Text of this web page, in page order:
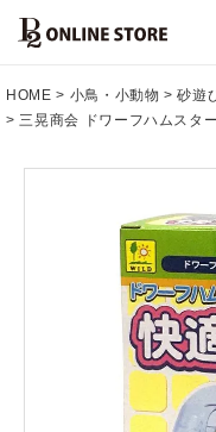
HOME 小鳥・小動物
砂遊
三晃商会 ドワーフハムスタ